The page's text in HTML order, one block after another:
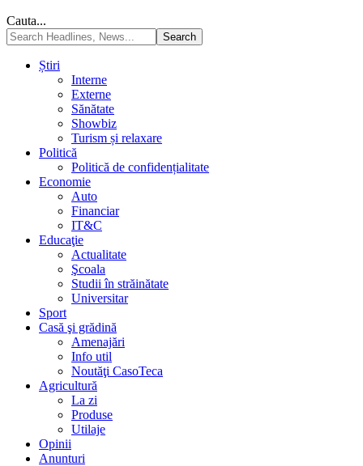
Cauta...
Știri
Interne
Externe
Sănătate
Showbiz
Turism și relaxare
Politică
Politică de confidențialitate
Economie
Auto
Financiar
IT&C
Educaţie
Actualitate
Şcoala
Studii în străinătate
Universitar
Sport
Casă şi grădină
Amenajări
Info util
Noutăţi CasoTeca
Agricultură
La zi
Produse
Utilaje
Opinii
Anunturi